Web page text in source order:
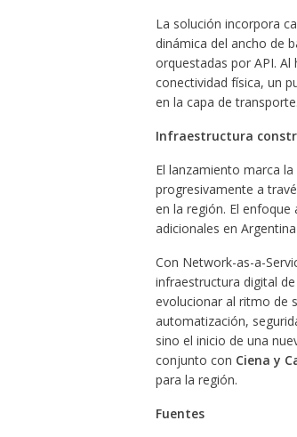
La solución incorpora
dinámica del ancho de
orquestadas por API. Al
conectividad física, un
en la capa de transporte.
Infraestructura
El lanzamiento marca
progresivamente a
en la región. El
adicionales en
Con Network-as-a-
infraestructura digital
evolucionar al ritmo de
automatización,
sino el inicio de una
conjunto con Ciena y
para la región.
Fuentes